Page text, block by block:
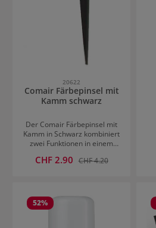
20622
Comair Färbepinsel mit
Kamm schwarz
Der Comair Färbepinsel mit
Kamm in Schwarz kombiniert
zwei Funktionen in einem
Färbevorgang wird erleichtert
Der Färbepinsel aus
Kunststoff gehört zur
Verkaufspreis:
CHF 2.90 Regulärer Preis:
CHF 4.20
52%